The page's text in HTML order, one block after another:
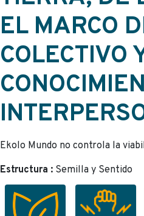
EL MARCO
COLECTIVO
Ekolo Mundo no controla la
Estructura : Semilla y Sentido